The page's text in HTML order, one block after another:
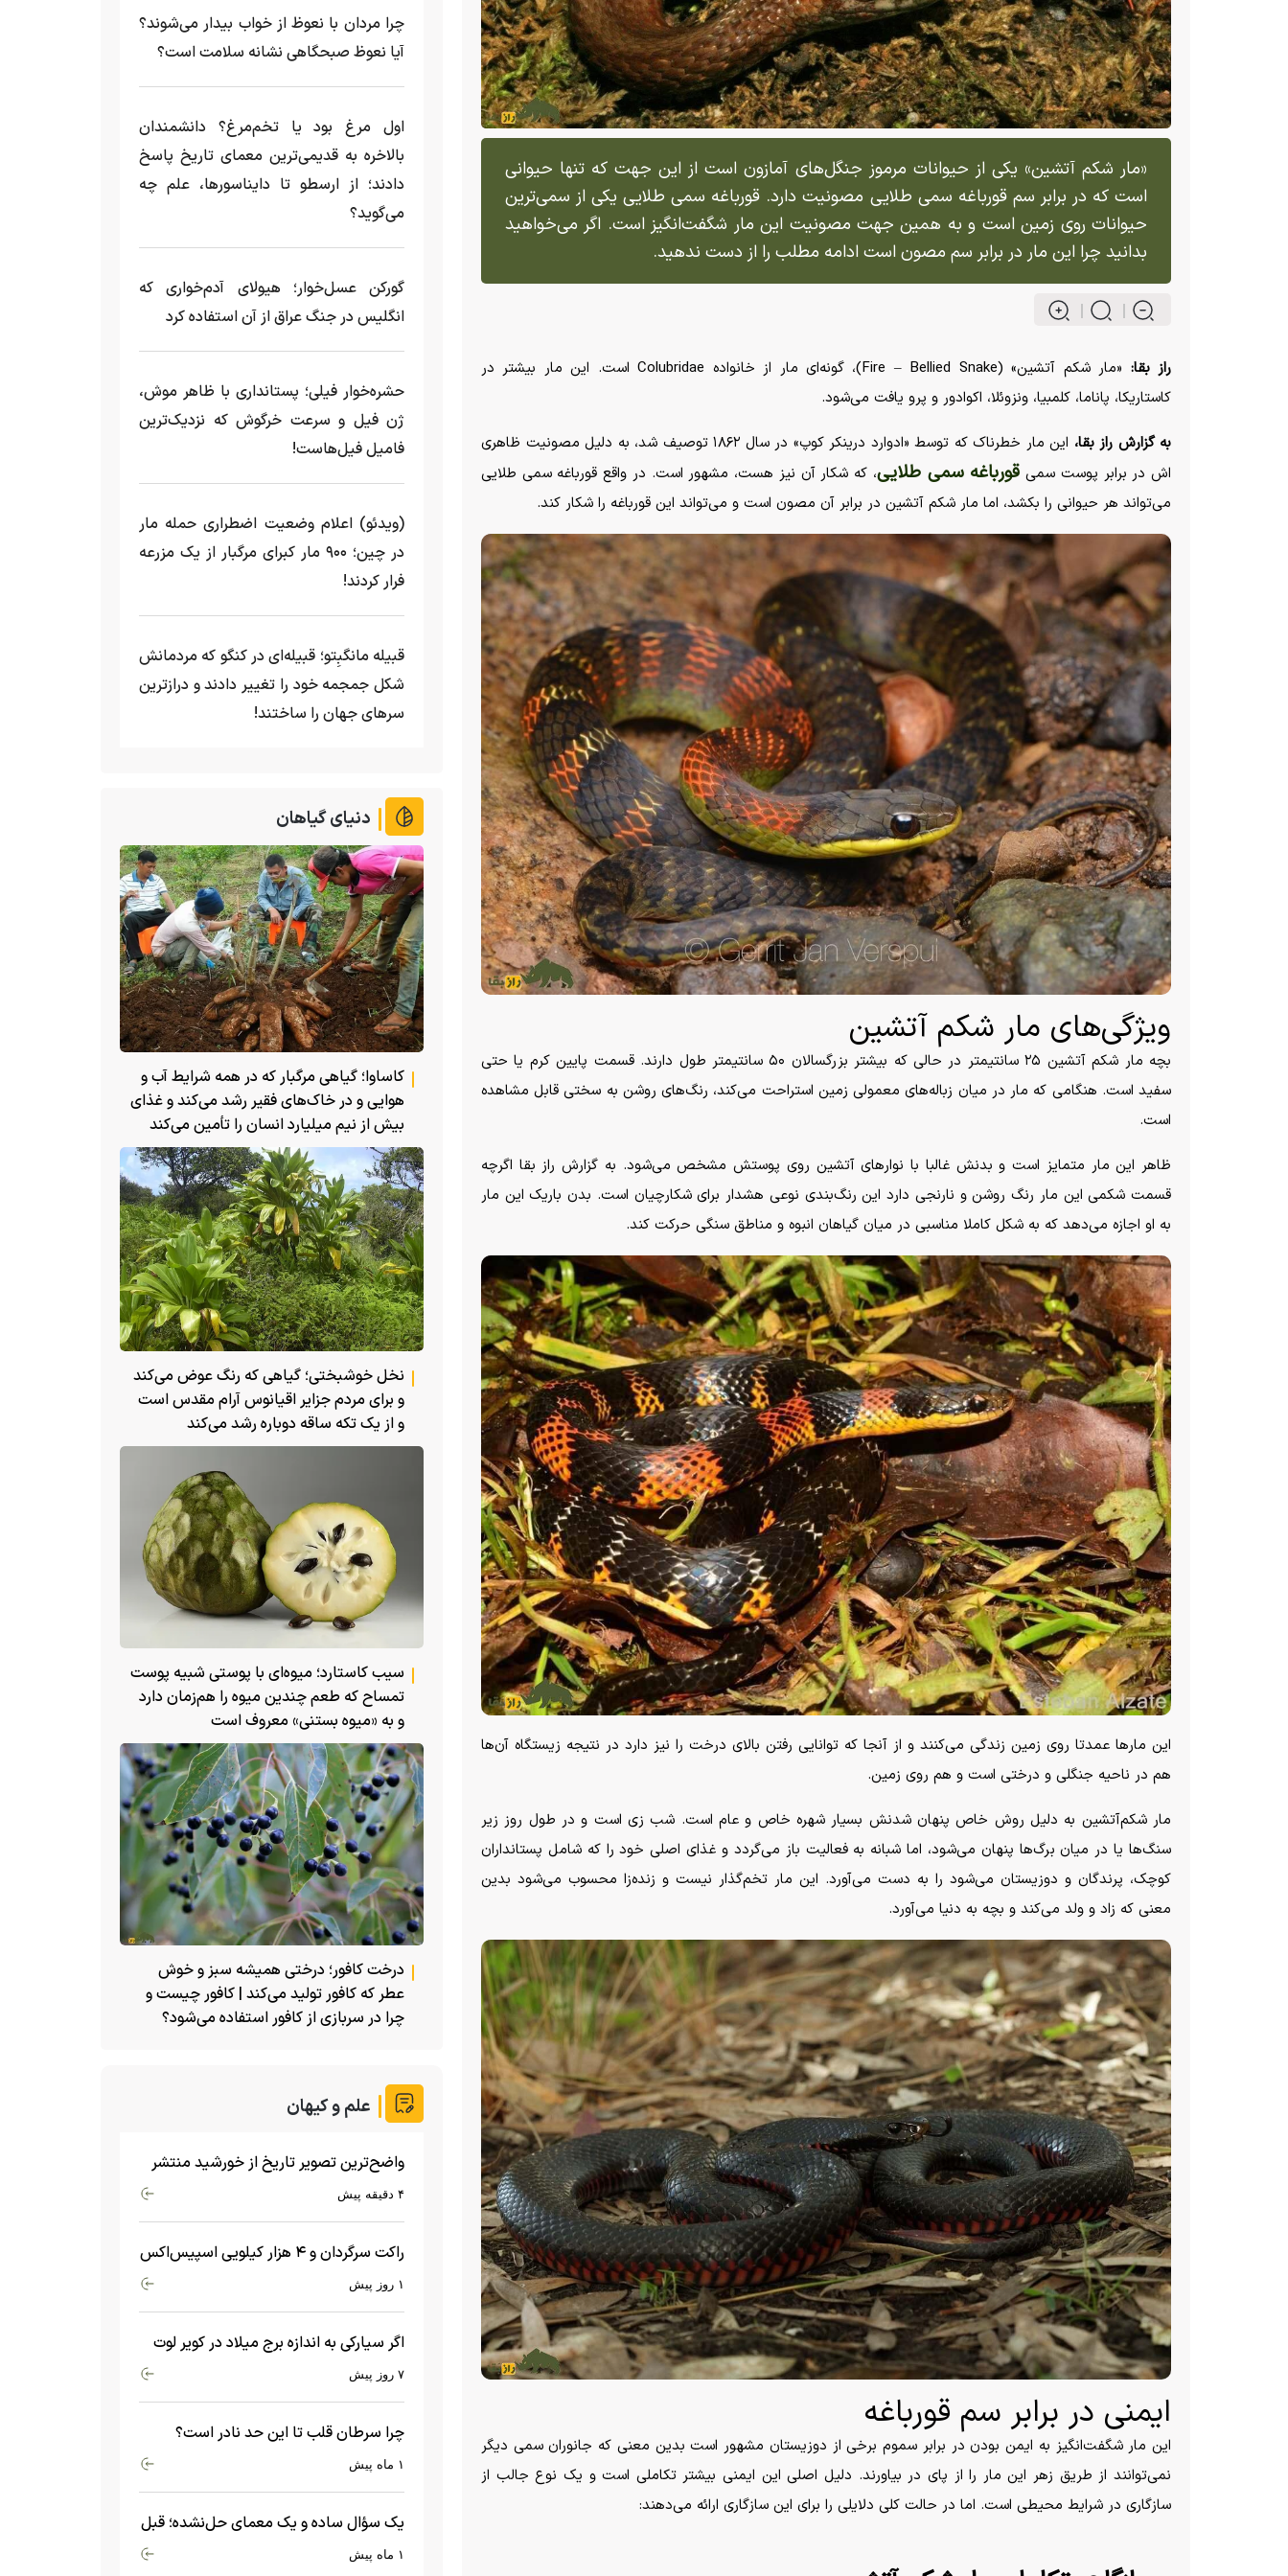
«مار شکم آتشین» یکی از حیوانات مرموز جنگل‌های آمازون است از این جهت که تنها حیوانی
است که در برابر سم قورباغه سمی طلایی مصونیت دارد. قورباغه سمی طلایی یکی از سمی‌ترین
حیوانات روی زمین است و به همین جهت مصونیت این مار شگفت‌انگیز است. اگر می‌خواهید
بدانید چرا این مار در برابر سم مصون است ادامه مطلب را از دست ندهید.
راز بقا:
«مار شکم آتشین» (Fire – Bellied Snake)، گونه‌ای مار از خانواده Colubridae است. این مار بیشتر در
کاستاریکا، پاناما، کلمبیا، ونزوئلا، اکوادور و پرو یافت می‌شود.
به گزارش راز بقا،
این مار خطرناک که توسط «ادوارد درینکر کوپ» در سال ۱۸۶۲ توصیف شد، به دلیل مصونیت ظاهری
اش در برابر پوست سمی قورباغه سمی طلایی، که شکار آن نیز هست، مشهور است. در واقع قورباغه سمی طلایی
می‌تواند هر حیوانی را بکشد، اما مار شکم آتشین در برابر آن مصون است و می‌تواند این قورباغه را شکار کند.
ویژگی‌های مار شکم آتشین
بچه مار شکم آتشین ۲۵ سانتیمتر در حالی که بیشتر بزرگسالان ۵۰ سانتیمتر طول دارند. قسمت پایین کرم یا حتی
سفید است. هنگامی که مار در میان زباله‌های معمولی زمین استراحت می‌کند، رنگ‌های روشن به سختی قابل مشاهده
است.
ظاهر این مار متمایز است و بدنش غالبا با نوار‌های آتشین روی پوستش مشخص می‌شود. به گزارش راز بقا اگرچه
قسمت شکمی این مار رنگ روشن و نارنجی دارد این رنگ‌بندی نوعی هشدار برای شکارچیان است. بدن باریک این مار
به او اجازه می‌دهد که به شکل کاملا مناسبی در میان گیاهان انبوه و مناطق سنگی حرکت کند.
این مار‌ها عمدتا روی زمین زندگی می‌کنند و از آنجا که توانایی رفتن بالای درخت را نیز دارد در نتیجه زیستگاه آن‌ها
هم در ناحیه جنگلی و درختی است و هم روی زمین.
مار شکم‌آتشین به دلیل روش خاص پنهان شدنش بسیار شهره خاص و عام است. شب زی است و در طول روز زیر
سنگ‌ها یا در میان برگ‌ها پنهان می‌شود، اما شبانه به فعالیت باز می‌گردد و غذای اصلی خود را که شامل پستانداران
کوچک، پرندگان و دوزیستان می‌شود را به دست می‌آورد. این مار تخم‌گذار نیست و زنده‌زا محسوب می‌شود بدین
معنی که زاد و ولد می‌کند و بچه به دنیا می‌آورد.
ایمنی در برابر سم قورباغه
این مار شگفت‌انگیز به ایمن بودن در برابر سموم برخی از دوزیستان مشهور است بدین معنی که جانوران سمی دیگر
نمی‌توانند از طریق زهر این مار را از پای در بیاورند. دلیل اصلی این ایمنی بیشتر تکاملی است و یک نوع جالب از
سازگاری در شرایط محیطی است. اما در حالت کلی دلایلی را برای این سازگاری ارائه می‌دهند:
چرا مردان با نعوظ از خواب بیدار می‌شوند؟
آیا نعوظ صبحگاهی نشانه سلامت است؟
اول مرغ بود یا تخم‌مرغ؟ دانشمندان
بالاخره به قدیمی‌ترین معمای تاریخ پاسخ
دادند؛ از ارسطو تا دایناسورها، علم چه
می‌گوید؟
گورکن عسل‌خوار؛ هیولای آدم‌خواری که
انگلیس در جنگ عراق از آن استفاده کرد
حشره‌خوار فیلی؛ پستانداری با ظاهر موش،
ژن فیل و سرعت خرگوش که نزدیک‌ترین
فامیل فیل‌هاست!
(ویدئو) اعلام وضعیت اضطراری حمله مار‌
در چین؛ ۹۰۰ مار کبرای مرگبار از یک مزرعه‌
فرار کردند!
قبیله مانگبِتو؛ قبیله‌ای در کنگو که مردمانش
شکل جمجمه خود را تغییر دادند و درازترین
سرهای جهان را ساختند!
دنیای گیاهان
کاساوا؛ گیاهی مرگبار که در همه شرایط آب و
هوایی و در خاک‌های فقیر رشد می‌کند و غذای
بیش از نیم میلیارد انسان را تأمین می‌کند
نخل خوشبختی؛ گیاهی که رنگ عوض می‌کند
و برای مردم جزایر اقیانوس آرام مقدس است
و از یک تکه ساقه دوباره رشد می‌کند
سیب کاستارد؛ میوه‌ای با پوستی شبیه پوست
تمساح که طعم چندین میوه را هم‌زمان دارد
و به «میوه بستنی» معروف است
درخت کافور؛ درختی همیشه سبز و خوش
عطر که کافور تولید می‌کند | کافور چیست و
چرا در سربازی از کافور استفاده می‌شود؟
علم و کیهان
واضح‌ترین تصویر تاریخ از خورشید منتشر
شد
۴ دقیقه پیش
راکت سرگردان و ۴ هزار کیلویی اسپیس‌اکس
۱ روز پیش
اگر سیارکی به اندازه برج میلاد در کویر لوت
سقوط کند، چه اتفاقی می‌افتد؟
۷ روز پیش
چرا سرطان قلب تا این حد نادر است؟
ماجرای معامله عجیبی که در بدن اتفاق۱ ماه پیش
یک سؤال ساده و یک معمای حل‌نشده؛ قبل
از بیگ‌بنگ و آغاز جهان چه چیزی وجود۱ ماه پیش